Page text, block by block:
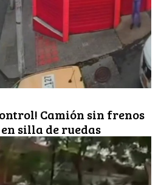
Camión sin frenos
silla de ruedas